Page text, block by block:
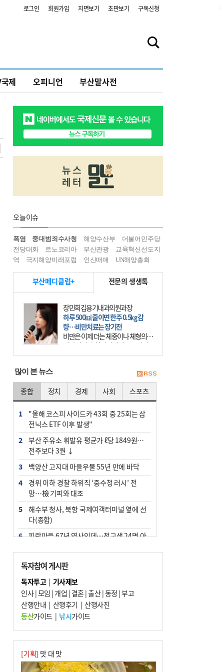
로그인 회원가입 지면보기 초판보기 구독신청
제 오피니언 부산말사전
오늘이슈
폭염 중대범죄수사청 해양수산부
더불어민주당
전당대회
르노코리아 부산관광
교육혁신선도지
역
극지해양미래포럼 인신매매 UN해양총회
부산메디클럽+ 전문의 생생톡
장민희김용기내과의원과장
하루 500㎉ 줄이면 한주 0.5㎏ 감
량…비만치료는 장기전
비만은 이제 더는 체중이나 체형의 문
제가 아니다. 하나의 질병으로 인지
하고 치료와 관리를 해야 한다. 세계
많이 본 뉴스
종합 정치 경제 사회 스포츠
1
"올해 코스피 사이드카 43회 중 25회는 삼
전닉스 ETF 이후 발생"
2
부산 주유소 휘발유 평균가 ℓ당 1849원…
전주보다 3원 ↓
3
백양산 고지대 마을우물 55년 만에 바닥
4
경위 이하 경찰 하위직 ‘중수청 러시’ 전
망…檢 기피와 대조
5
해수부 청사, 북항 국제여객터미널 옆에 선
다(종합)
6
피란마을 67년 역사인데…전교생 24명 아
7
부울경 주말부터 비소식…‘극한 폭염’ 한풀
꺾일 듯
8
“낙동강권 삼락·을숙도·다대포 연결해 서
부산 관광 키우자”
9
오늘의 날씨- 2026년 8월 7일
10 외국인 선원 ‘인신매매 경유지’ 된 부산…
우려가 현실로
독자참여 게시판
독자투고| 기사제보
인사|모임 | 개업 | 결혼|출산|동정 |부고
산행안내 | 산행후기 | 산행사진
등산가이드| 낚시가이드
[기획] 맛 대 맛